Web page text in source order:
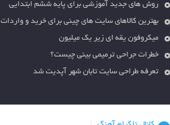
روش های جدید آموزشی برای پایه ششم ابتدایی
بهترین کالاهای سایت های چینی برای خرید و واردات
میکروفون یقه ای زیر یک میلیون
خطرات جراحی ترمیمی بینی چیست؟
تعرفه طراحی سایت تابان شهر آپدیت شد